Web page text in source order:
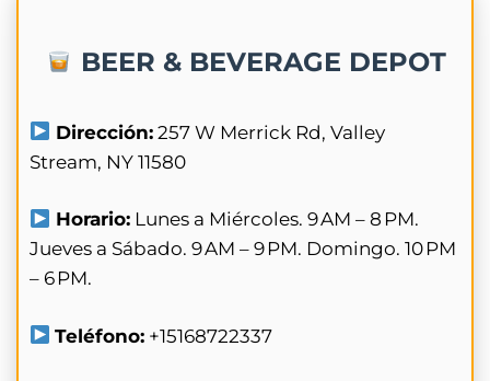
BEER & BEVERAGE DEPOT
Dirección: 257 W Merrick Rd, Valley
Stream, NY 11580
Horario: Lunes a Miércoles. 9 AM – 8 PM.
Jueves a Sábado. 9 AM – 9 PM. Domingo. 10 PM
– 6 PM.
Teléfono: +15168722337